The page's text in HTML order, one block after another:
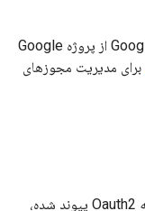
اگر نیاز به دسترسی به Google API Python Client از پروژه Google
برای مدیریت مجوزهای
هنگام دنبال کردن دستورالعمل های صفحه نمونه Oauth2 پیوند شده،